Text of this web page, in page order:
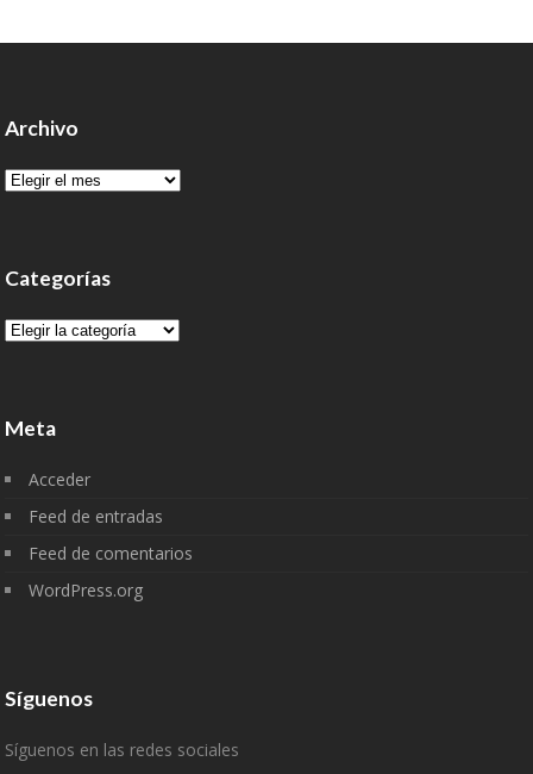
Archivo
Archivo
Categorías
Categorías
Meta
Acceder
Feed de entradas
Feed de comentarios
WordPress.org
Síguenos
Síguenos en las redes sociales